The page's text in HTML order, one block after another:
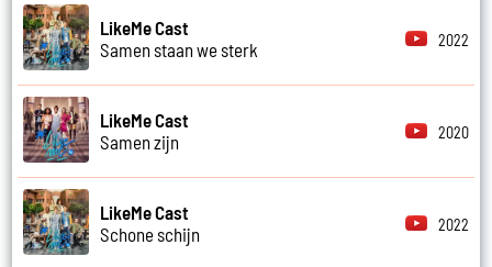
LikeMe Cast
Samen staan we sterk
2022
LikeMe Cast
Samen zijn
2020
LikeMe Cast
Schone schijn
2022